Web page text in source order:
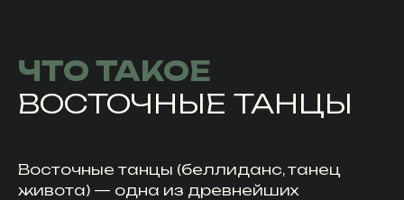
ЧТО ТАКОЕ
ВОСТОЧНЫЕ ТАНЦЫ
Восточные танцы (беллиданс, танец
живота) — одна из древнейших